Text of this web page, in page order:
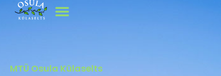
MTÜ Osula Külaselts